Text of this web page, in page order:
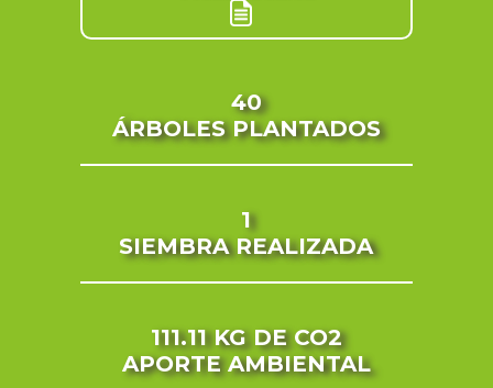
40
ÁRBOLES PLANTADOS
1
SIEMBRA REALIZADA
111.11 KGDE CO2
APORTE AMBIENTAL